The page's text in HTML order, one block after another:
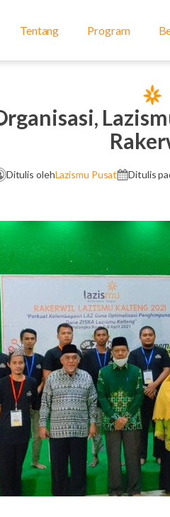
Tentang Program
Ditulis olehLazismu Pusat Ditulis